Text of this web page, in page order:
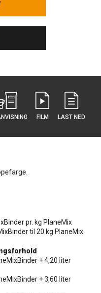
FILM LAST NED
pr. kg PlaneMix
til 20 kg PlaneMix.
+ 4,20 liter
+ 3,60 liter